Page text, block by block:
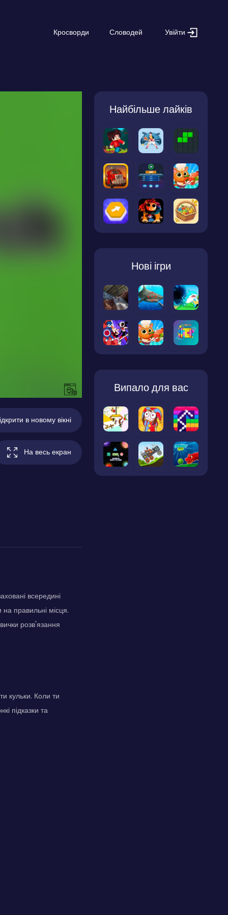
Кросворди Словодей Увійти
в новому вікні
На весь екран
всередині
правильні місця.
розв'язання
кульки. Коли ти
підказки та
Найбільше лайків
Нові ігри
Випало для вас